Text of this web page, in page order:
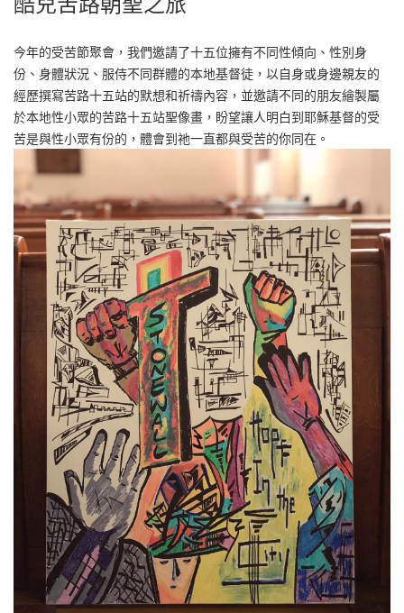
今年的受苦節聚會，我們邀請了十五位擁有不同性傾向、性別身
份、身體狀況、服侍不同群體的本地基督徒，以自身或身邊親友的
經歷撰寫苦路十五站的默想和祈禱內容，並邀請不同的朋友繪製屬
於本地性小眾的苦路十五站聖像畫，盼望讓人明白到耶穌基督的受
苦是與性小眾有份的，體會到祂一直都與受苦的你同在。